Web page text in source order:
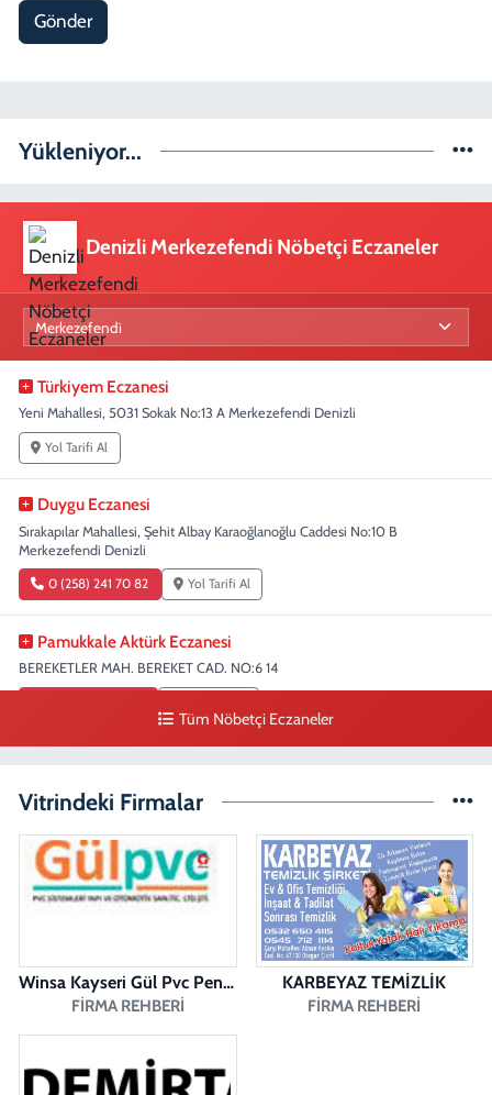
Gönder
Yükleniyor...
Denizli Merkezefendi Nöbetçi Eczaneler
Türkiyem Eczanesi
Yeni Mahallesi, 5031 Sokak No:13 A Merkezefendi Denizli
Yol Tarifi Al
Duygu Eczanesi
Sırakapılar Mahallesi, Şehit Albay Karaoğlanoğlu Caddesi No:10 B
Merkezefendi Denizli
0 (258) 241 70 82 Yol Tarifi Al
Pamukkale Aktürk Eczanesi
BEREKETLER MAH. BEREKET CAD. NO:6 14
Aykut Eczanesi
SARAYLAR MAH. HASTANE CAD. KONAK İŞ MRKEZİ NO:2 Z1
Menekşe Eczanesi
0 (258) 361 01 63
Tüm Nöbetçi Eczaneler
Vitrindeki Firmalar
Winsa Kayseri Gül Pvc Pencere Kayseri Winsa
FIRMA REHBERI
KARBEYAZ TEMİZLİK
FIRMA REHBERI